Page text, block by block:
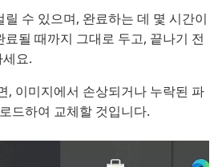
수 있으며, 완료하는 데 몇 시간이
료될 때까지 그대로 두고, 끝나기 전
요.
, 이미지에서 손상되거나 누락된 파
드하여 교체할 것입니다.